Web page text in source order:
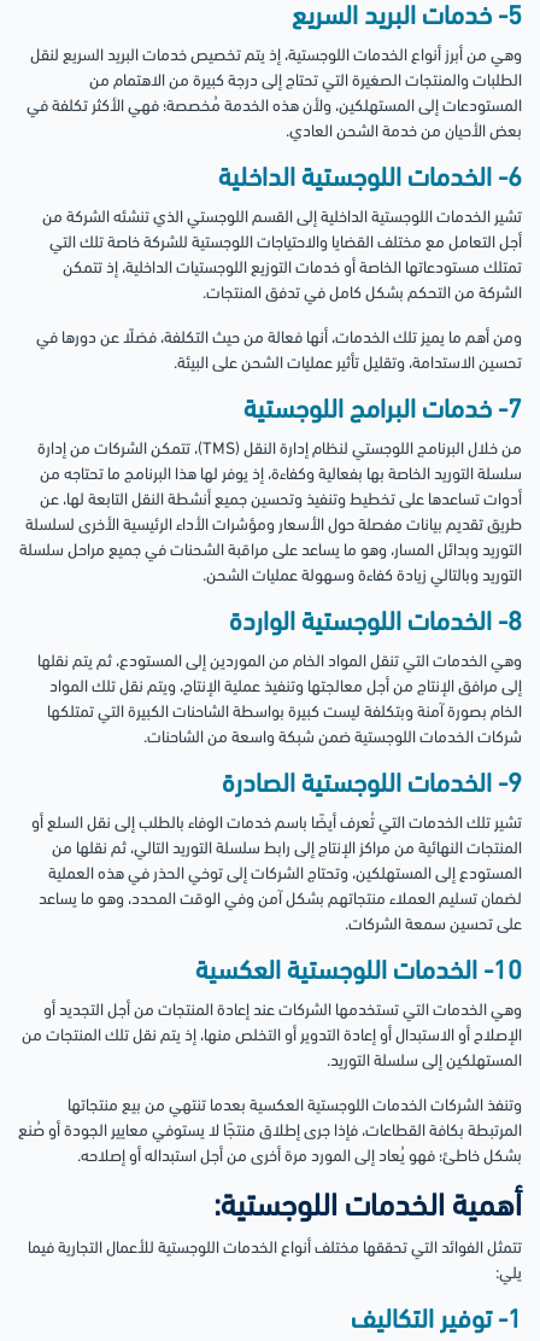
5- خدمات البريد السريع
وهي من أبرز أنواع الخدمات اللوجستية، إذ يتم تخصيص خدمات البريد السريع لنقل
الطلبات والمنتجات الصغيرة التي تحتاج إلى درجة كبيرة من الاهتمام من
المستودعات إلى المستهلكين، ولأن هذه الخدمة مُخصصة؛ فهي الأكثر تكلفة في
بعض الأحيان من خدمة الشحن العادي.
6- الخدمات اللوجستية الداخلية
تشير الخدمات اللوجستية الداخلية إلى القسم اللوجستي الذي تنشئه الشركة من
أجل التعامل مع مختلف القضايا والاحتياجات اللوجستية للشركة خاصة تلك التي
تمتلك مستودعاتها الخاصة أو خدمات التوزيع اللوجستيات الداخلية، إذ تتمكن
الشركة من التحكم بشكل كامل في تدفق المنتجات.
ومن أهم ما يميز تلك الخدمات، أنها فعالة من حيث التكلفة، فضلًا عن دورها في
تحسين الاستدامة، وتقليل تأثير عمليات الشحن على البيئة.
7- خدمات البرامج اللوجستية
من خلال البرنامج اللوجستي لنظام إدارة النقل (TMS)، تتمكن الشركات من إدارة
سلسلة التوريد الخاصة بها بفعالية وكفاءة، إذ يوفر لها هذا البرنامج ما تحتاجه من
أدوات تساعدها على تخطيط وتنفيذ وتحسين جميع أنشطة النقل التابعة لها، عن
طريق تقديم بيانات مفصلة حول الأسعار ومؤشرات الأداء الرئيسية الأخرى لسلسلة
التوريد وبدائل المسار، وهو ما يساعد على مراقبة الشحنات في جميع مراحل سلسلة
التوريد وبالتالي زيادة كفاءة وسهولة عمليات الشحن.
8- الخدمات اللوجستية الواردة
وهي الخدمات التي تنقل المواد الخام من الموردين إلى المستودع، ثم يتم نقلها
إلى مرافق الإنتاج من أجل معالجتها وتنفيذ عملية الإنتاج، ويتم نقل تلك المواد
الخام بصورة آمنة وبتكلفة ليست كبيرة بواسطة الشاحنات الكبيرة التي تمتلكها
شركات الخدمات اللوجستية ضمن شبكة واسعة من الشاحنات.
9- الخدمات اللوجستية الصادرة
تشير تلك الخدمات التي تُعرف أيضًا باسم خدمات الوفاء بالطلب إلى نقل السلع أو
المنتجات النهائية من مراكز الإنتاج إلى رابط سلسلة التوريد التالي، ثم نقلها من
المستودع إلى المستهلكين، وتحتاج الشركات إلى توخي الحذر في هذه العملية
لضمان تسليم العملاء منتجاتهم بشكل آمن وفي الوقت المحدد، وهو ما يساعد
على تحسين سمعة الشركات.
10- الخدمات اللوجستية العكسية
وهي الخدمات التي تستخدمها الشركات عند إعادة المنتجات من أجل التجديد أو
الإصلاح أو الاستبدال أو إعادة التدوير أو التخلص منها، إذ يتم نقل تلك المنتجات من
المستهلكين إلى سلسلة التوريد.
وتنفذ الشركات الخدمات اللوجستية العكسية بعدما تنتهي من بيع منتجاتها
المرتبطة بكافة القطاعات، فإذا جرى إطلاق منتجًا لا يستوفي معايير الجودة أو صُنع
بشكل خاطئ؛ فهو يُعاد إلى المورد مرة أخرى من أجل استبداله أو إصلاحه.
أهمية الخدمات اللوجستية:
تتمثل الفوائد التي تحققها مختلف أنواع الخدمات اللوجستية للأعمال التجارية فيما
يلي:
1- توفير التكاليف